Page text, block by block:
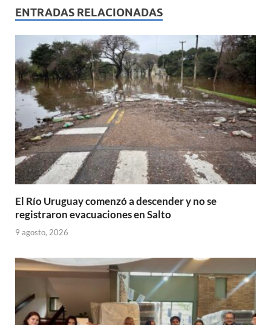
s
A
p
p
b
o
o
k
p
ar
ti
r
ENTRADAS RELACIONADAS
El Río Uruguay comenzó a descender y no se
registraron evacuaciones en Salto
9 agosto, 2026